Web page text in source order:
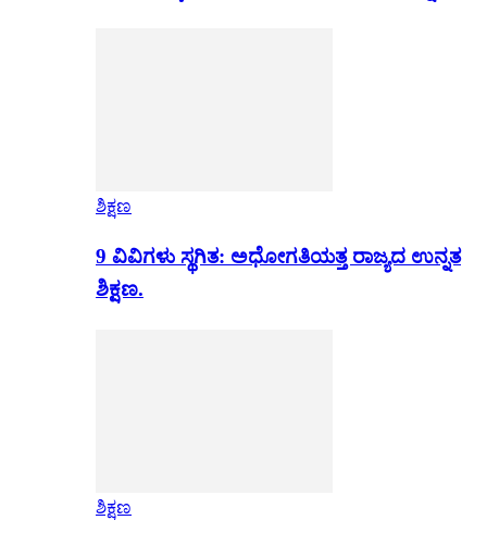
ಶಿಕ್ಷಣ
9 ವಿವಿಗಳು ಸ್ಥಗಿತ: ಅಧೋಗತಿಯತ್ತ ರಾಜ್ಯದ ಉನ್ನತ
ಶಿಕ್ಷಣ.
ಶಿಕ್ಷಣ